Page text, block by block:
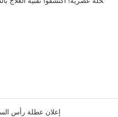
إعلان عطلة رأس